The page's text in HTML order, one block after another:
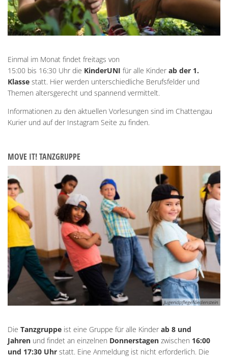
Einmal im Monat findet freitags von
15:00 bis 16:30 Uhr die KinderUNI für alle Kinderab der 1.
Klasse statt. Hier werden unterschiedliche Berufsfelder und
Themen altersgerecht und spannend vermittelt.
Informationen zu den aktuellen Vorlesungen sind im Chattengau
Kurier und auf der Instagram Seite zu finden.
MOVE IT! TANZGRUPPE
JugendpflegeNiedenstein
Die Tanzgruppe ist eine Gruppe für alle Kinderab 8 und
Jahren und findet an einzelnen Donnerstagen zwischen 16:00
und 17:30 Uhr statt. Eine Anmeldung ist nicht erforderlich. Die